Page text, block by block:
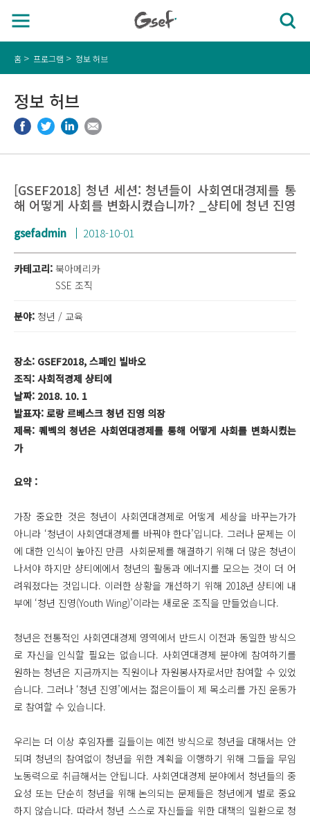
홈 프로그램 정보 허브
정보 허브
[GSEF2018] 청년 세션: 청년들이 사회연대경제를 통
해 어떻게 사회를 변화시켰습니까? _샹티에 청년 진영
gsefadmin 2018-10-01
카테고리: 북아메리카
SSE 조직
분야: 청년 / 교육
장소: GSEF2018, 스페인 빌바오
조직: 사회적경제 샹티에
날짜: 2018. 10. 1
발표자: 로랑 르베스크 청년 진영 의장
제목: 퀘벡의 청년은 사회연대경제를 통해 어떻게 사회를 변화시켰는
가
요약 :
가장 중요한 것은 청년이 사회연대경제로 어떻게 세상을 바꾸는가가
아니라 ‘청년이 사회연대경제를 바꿔야 한다’입니다. 그러나 문제는 이
에 대한 인식이 높아진 만큼 사회문제를 해결하기 위해 더 많은 청년이
나서야 하지만 샹티에에서 청년의 활동과 에너지를 모으는 것이 더 어
려워졌다는 것입니다. 이러한 상황을 개선하기 위해 2018년 샹티에 내
부에 ‘청년 진영(Youth Wing)’이라는 새로운 조직을 만들었습니다.
청년은 전통적인 사회연대경제 영역에서 반드시 이전과 동일한 방식으
로 자신을 인식할 필요는 없습니다. 사회연대경제 분야에 참여하기를
원하는 청년은 지금까지는 직원이나 자원봉사자로서만 참여할 수 있었
습니다. 그러나 ‘청년 진영’에서는 젊은이들이 제 목소리를 가진 운동가
로 참여할 수 있습니다.
우리는 더 이상 후임자를 길들이는 예전 방식으로 청년을 대해서는 안
되며 청년의 참여없이 청년을 위한 계획을 이행하기 위해 그들을 무임
노동력으로 취급해서는 안됩니다. 사회연대경제 분야에서 청년들의 중
요성 또는 단순히 청년을 위해 논의되는 문제들은 청년에게 별로 중요
하지 않습니다. 따라서 청년 스스로 자신들을 위한 대책의 일환으로 청